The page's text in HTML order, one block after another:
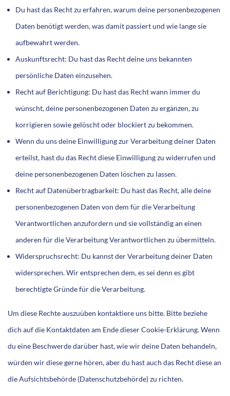
Du hast das Recht zu erfahren, warum deine personenbezogenen
Daten benötigt werden, was damit passiert und wie lange sie
aufbewahrt werden.
Auskunftsrecht: Du hast das Recht deine uns bekannten
persönliche Daten einzusehen.
Recht auf Berichtigung: Du hast das Recht wann immer du
wünscht, deine personenbezogenen Daten zu ergänzen, zu
korrigieren sowie gelöscht oder blockiert zu bekommen.
Wenn du uns deine Einwilligung zur Verarbeitung deiner Daten
erteilst, hast du das Recht diese Einwilligung zu widerrufen und
deine personenbezogenen Daten löschen zu lassen.
Recht auf Datenübertragbarkeit: Du hast das Recht, alle deine
personenbezogenen Daten von dem für die Verarbeitung
Verantwortlichen anzufordern und sie vollständig an einen
anderen für die Verarbeitung Verantwortlichen zu übermitteln.
Widerspruchsrecht: Du kannst der Verarbeitung deiner Daten
widersprechen. Wir entsprechen dem, es sei denn es gibt
berechtigte Gründe für die Verarbeitung.
Um diese Rechte auszuüben kontaktiere uns bitte. Bitte beziehe
dich auf die Kontaktdaten am Ende dieser Cookie-Erklärung. Wenn
du eine Beschwerde darüber hast, wie wir deine Daten behandeln,
würden wir diese gerne hören, aber du hast auch das Recht diese an
die Aufsichtsbehörde (Datenschutzbehörde) zu richten.